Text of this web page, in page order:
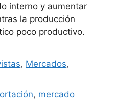
interno y aumentar
la producción
poco productivo.
, Mercados,
, mercado